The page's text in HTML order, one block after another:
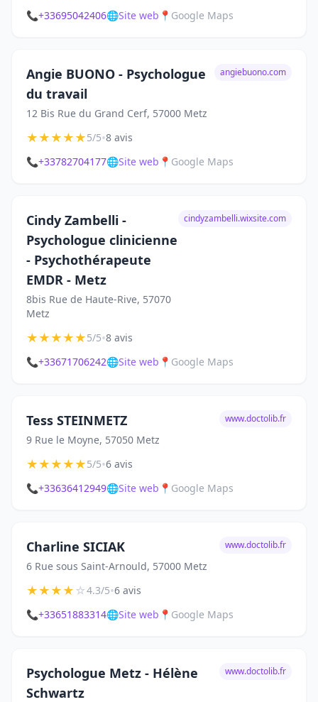
📞+33695042406🌐Site web 📍 Google Maps
Angie BUONO - Psychologue
du travail
12 Bis Rue du Grand Cerf, 57000 Metz
angiebuono.com
★★★★★5/5•8 avis
📞+33782704177🌐Site web 📍 Google Maps
Cindy Zambelli -
Psychologue clinicienne
- Psychothérapeute
EMDR - Metz
8bis Rue de Haute-Rive, 57070
Metz
cindyzambelli.wixsite.com
★★★★★5/5•8 avis
📞+33671706242🌐Site web 📍 Google Maps
Tess STEINMETZ
9 Rue le Moyne, 57050 Metz
www.doctolib.fr
★★★★★5/5•6 avis
📞+33636412949🌐Site web 📍 Google Maps
Charline SICIAK
6 Rue sous Saint-Arnould, 57000 Metz
www.doctolib.fr
★★★★☆4.3/5•6 avis
📞+33651883314🌐Site web 📍 Google Maps
Psychologue Metz - Hélène
Schwartz
www.doctolib.fr